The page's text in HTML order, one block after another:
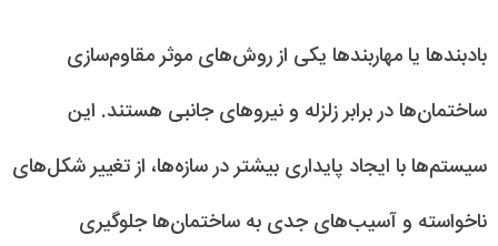
بادبندها یا مهاربندها یکی از روش‌های موثر مقاوم‌سازی
ساختمان‌ها در برابر زلزله و نیروهای جانبی هستند. این
سیستم‌ها با ایجاد پایداری بیشتر در سازه‌ها، از تغییر شکل‌های
ناخواسته و آسیب‌های جدی به ساختمان‌ها جلوگیری